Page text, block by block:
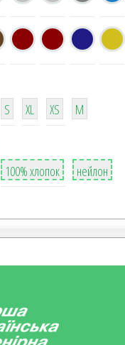
42 42
S
42
XL XS
М
36
100% хлопок
2
нейлон